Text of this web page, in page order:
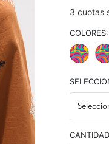
3 cuotas
COLORES: